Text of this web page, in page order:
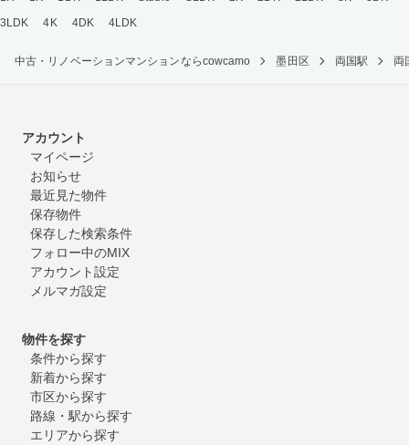
3LDK
4K 4DK 4LDK
中古・リノベーションマンションならcowcamo 墨田区 両国駅 両
アカウント
マイページ
お知らせ
最近見た物件
保存物件
保存した検索条件
フォロー中のMIX
アカウント設定
メルマガ設定
物件を探す
条件から探す
新着から探す
市区から探す
路線・駅から探す
エリアから探す